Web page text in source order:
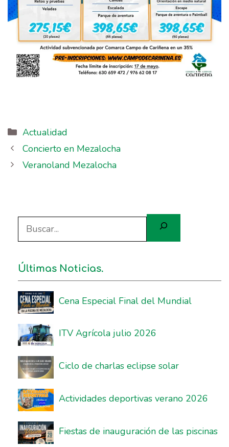
Actualidad
Concierto en Mezalocha
Veranoland Mezalocha
Últimas Noticias.
Cena Especial Final del Mundial
ITV Agrícola julio 2026
Ciclo de charlas eclipse solar
Actividades deportivas verano 2026
Fiestas de inauguración de las piscinas